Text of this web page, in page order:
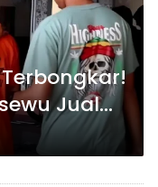
Jual
Judi dan